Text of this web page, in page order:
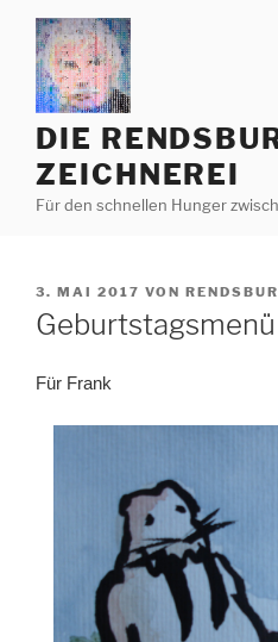
Zum
Inhalt
springen
DIE
ZEICHNEREI
Für den schnellen Hunger
VERÖFFENTLICHT
AM
3. MAI 2017 VON
Geburtstagsmenü
Für Frank